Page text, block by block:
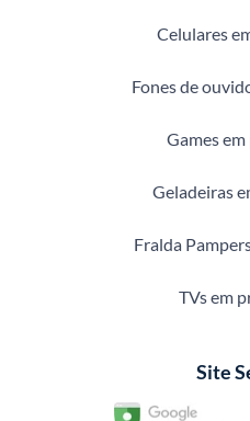
Celulares
Fones de
Games
Geladeiras
Fralda
TVs em
Site